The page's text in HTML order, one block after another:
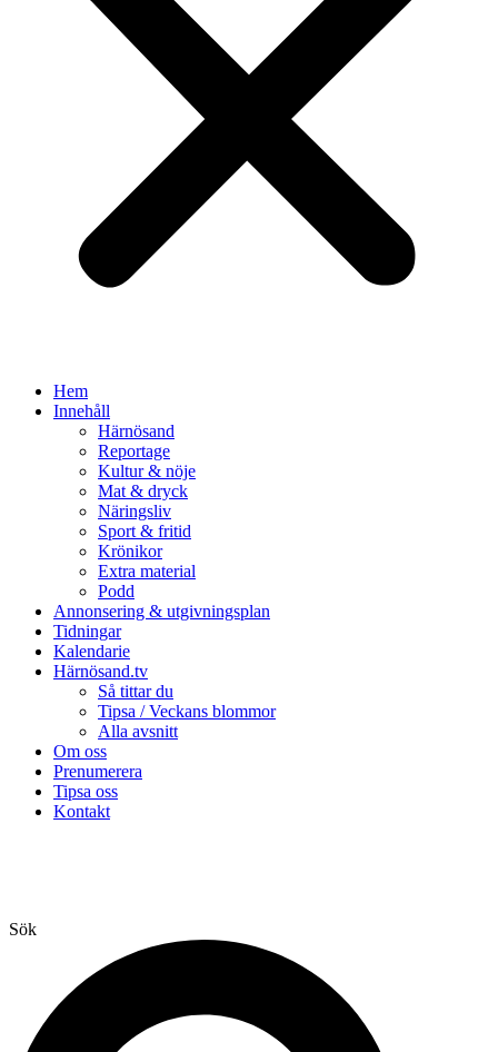
Hem
Innehåll
Härnösand
Reportage
Kultur & nöje
Mat & dryck
Näringsliv
Sport & fritid
Krönikor
Extra material
Podd
Annonsering & utgivningsplan
Tidningar
Kalendarie
Härnösand.tv
Så tittar du
Tipsa / Veckans blommor
Alla avsnitt
Om oss
Prenumerera
Tipsa oss
Kontakt
Sök